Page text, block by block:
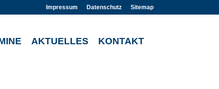
Impressum Datenschutz Sitemap
AKTUELLES KONTAKT